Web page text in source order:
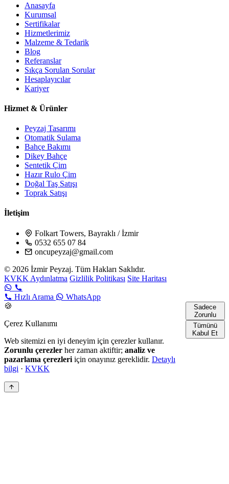
Anasayfa
Kurumsal
Sertifikalar
Hizmetlerimiz
Malzeme & Tedarik
Blog
Referanslar
Sıkça Sorulan Sorular
Hesaplayıcılar
Kariyer
Hizmet & Ürünler
Peyzaj Tasarımı
Otomatik Sulama
Bahçe Bakımı
Dikey Bahçe
Sentetik Çim
Hazır Rulo Çim
Doğal Taş Satışı
Toprak Satışı
İletişim
Folkart Towers, Bayraklı / İzmir
0532 655 07 84
oncupeyzaj@gmail.com
© 2026 İzmir Peyzaj. Tüm Hakları Saklıdır.
KVKK Aydınlatma Gizlilik Politikası Site Haritası
Hızlı Arama
WhatsApp
🍪
Çerez Kullanımı
Web sitemizi en iyi deneyim için çerezler kullanır.
Zorunlu çerezler her zaman aktiftir; analiz ve
pazarlama çerezleri için onayınız gereklidir. Detaylı
bilgi · KVKK
Sadece
Zorunlu
Tümünü
Kabul Et